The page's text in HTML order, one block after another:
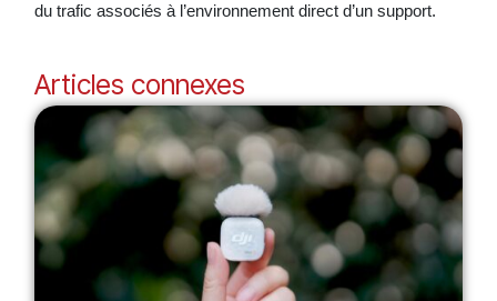
du trafic associés à l’environnement direct d’un support.
Articles connexes